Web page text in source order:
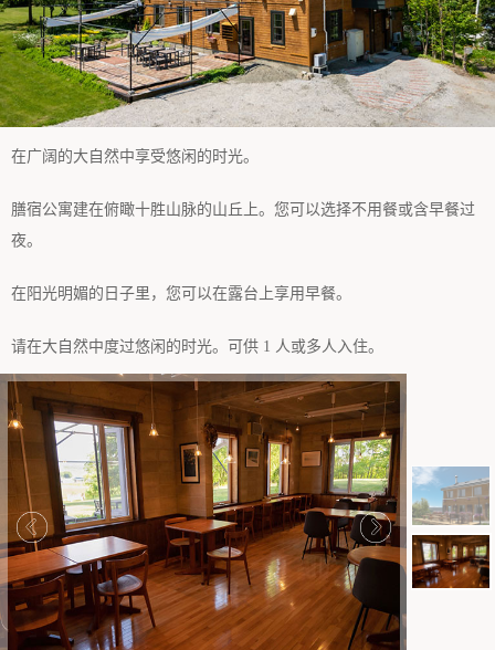
在广阔的大自然中享受悠闲的时光。
膳宿公寓建在俯瞰十胜山脉的山丘上。您可以选择不用餐或含早餐过
夜。
在阳光明媚的日子里，您可以在露台上享用早餐。
请在大自然中度过悠闲的时光。可供 1 人或多人入住。